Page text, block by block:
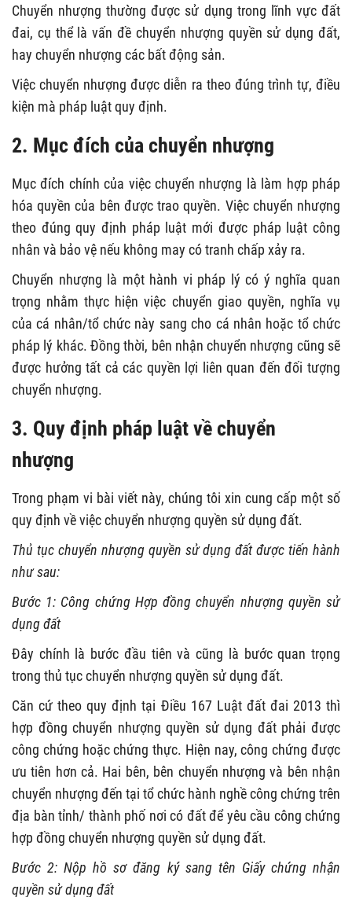
Chuyển nhượng thường được sử dụng trong lĩnh vực đất
đai, cụ thể là vấn đề chuyển nhượng quyền sử dụng đất,
hay chuyển nhượng các bất động sản.
Việc chuyển nhượng được diễn ra theo đúng trình tự, điều
kiện mà pháp luật quy định.
2. Mục đích của chuyển nhượng
Mục đích chính của việc chuyển nhượng là làm hợp pháp
hóa quyền của bên được trao quyền. Việc chuyển nhượng
theo đúng quy định pháp luật mới được pháp luật công
nhân và bảo vệ nếu không may có tranh chấp xảy ra.
Chuyển nhượng là một hành vi pháp lý có ý nghĩa quan
trọng nhằm thực hiện việc chuyển giao quyền, nghĩa vụ
của cá nhân/tổ chức này sang cho cá nhân hoặc tổ chức
pháp lý khác. Đồng thời, bên nhận chuyển nhượng cũng sẽ
được hưởng tất cả các quyền lợi liên quan đến đối tượng
chuyển nhượng.
3. Quy định pháp luật về chuyển
nhượng
Trong phạm vi bài viết này, chúng tôi xin cung cấp một số
quy định về việc chuyển nhượng quyền sử dụng đất.
Thủ tục chuyển nhượng quyền sử dụng đất được tiến hành
như sau:
Bước 1: Công chứng Hợp đồng chuyển nhượng quyền sử
dụng đất
Đây chính là bước đầu tiên và cũng là bước quan trọng
trong thủ tục chuyển nhượng quyền sử dụng đất.
Căn cứ theo quy định tại Điều 167 Luật đất đai 2013 thì
hợp đồng chuyển nhượng quyền sử dụng đất phải được
công chứng hoặc chứng thực. Hiện nay, công chứng được
ưu tiên hơn cả. Hai bên, bên chuyển nhượng và bên nhận
chuyển nhượng đến tại tổ chức hành nghề công chứng trên
địa bàn tỉnh/ thành phố nơi có đất để yêu cầu công chứng
hợp đồng chuyển nhượng quyền sử dụng đất.
Bước 2: Nộp hồ sơ đăng ký sang tên Giấy chứng nhận
quyền sử dụng đất